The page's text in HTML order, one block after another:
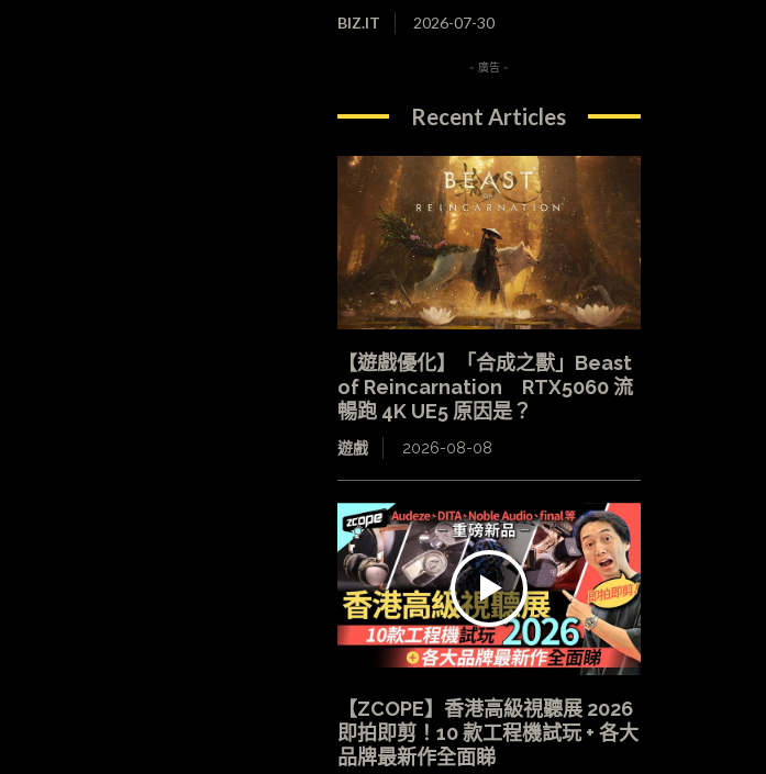
BIZ.IT 2026-07-30
- 廣告 -
Recent Articles
【遊戲優化】「合成之獸」Beast
of Reincarnation RTX5060 流
暢跑 4K UE5 原因是？
遊戲 2026-08-08
【ZCOPE】香港高級視聽展 2026
即拍即剪！10 款工程機試玩 + 各大
品牌最新作全面睇